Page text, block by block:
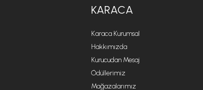
KARACA
Karaca Kurumsal
Hakkımızda
Kurucudan Mesaj
Ödüllerimiz
Mağazalarımız